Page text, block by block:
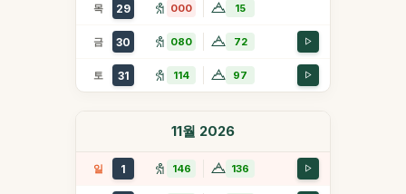
목 29 000 15
금 30 080 72
토 31 114 97
11월 2026
일 1 146 136